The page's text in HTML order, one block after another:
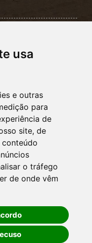
usa
e outras
para
de
site, de
o tráfego
de onde vêm
OUVIDORIA